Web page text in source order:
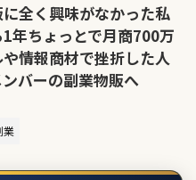
に全く興味がなかった私
年ちょっとで月商700万
情報商材で挫折した人
バーの副業物販へ
業